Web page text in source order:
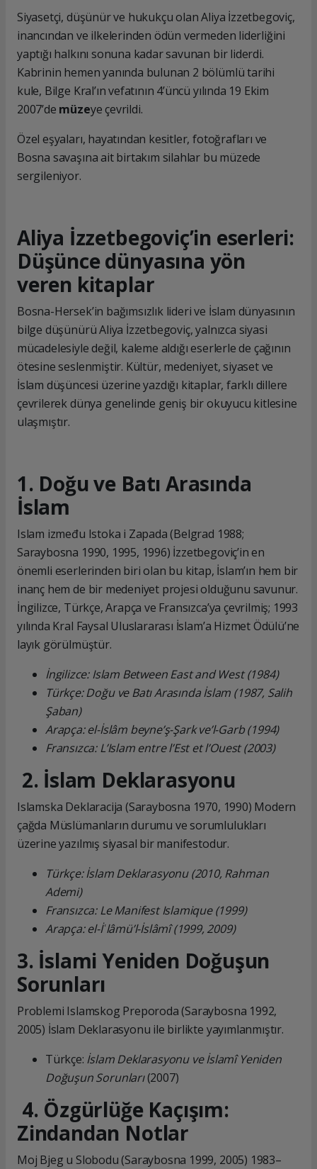
Siyasetçi, düşünür ve hukukçu olan Aliya İzzetbegoviç,
inancından ve ilkelerinden ödün vermeden liderliğini
yaptığı halkını sonuna kadar savunan bir liderdi.
Kabrinin hemen yanında bulunan 2 bölümlü tarihi
kule, Bilge Kral’ın vefatının 4’üncü yılında 19 Ekim
2007’de müzeye çevrildi.
Özel eşyaları, hayatından kesitler, fotoğrafları ve
Bosna savaşına ait birtakım silahlar bu müzede
sergileniyor.
Aliya İzzetbegoviç’in eserleri:
Düşünce dünyasına yön
veren kitaplar
Bosna-Hersek’in bağımsızlık lideri ve İslam dünyasının
bilge düşünürü Aliya İzzetbegoviç, yalnızca siyasi
mücadelesiyle değil, kaleme aldığı eserlerle de çağının
ötesine seslenmiştir. Kültür, medeniyet, siyaset ve
İslam düşüncesi üzerine yazdığı kitaplar, farklı dillere
çevrilerek dünya genelinde geniş bir okuyucu kitlesine
ulaşmıştır.
1. Doğu ve Batı Arasında
İslam
Islam između Istoka i Zapada (Belgrad 1988;
Saraybosna 1990, 1995, 1996) İzzetbegoviç’in en
önemli eserlerinden biri olan bu kitap, İslam’ın hem bir
inanç hem de bir medeniyet projesi olduğunu savunur.
İngilizce, Türkçe, Arapça ve Fransızca’ya çevrilmiş; 1993
yılında Kral Faysal Uluslararası İslam’a Hizmet Ödülü’ne
layık görülmüştür.
İngilizce: Islam Between East and West (1984)
Türkçe: Doğu ve Batı Arasında İslam (1987, Salih
Şaban)
Arapça: el-İslâm beyne’ş-Şark ve’l-Garb (1994)
Fransızca: L’Islam entre l’Est et l’Ouest (2003)
2. İslam Deklarasyonu
Islamska Deklaracija (Saraybosna 1970, 1990) Modern
çağda Müslümanların durumu ve sorumlulukları
üzerine yazılmış siyasal bir manifestodur.
Türkçe: İslam Deklarasyonu (2010, Rahman
Ademi)
Fransızca: Le Manifest Islamique (1999)
Arapça: el-İʿlâmü’l-İslâmî (1999, 2009)
3. İslami Yeniden Doğuşun
Sorunları
Problemi Islamskog Preporoda (Saraybosna 1992,
2005) İslam Deklarasyonu ile birlikte yayımlanmıştır.
Türkçe: İslam Deklarasyonu ve İslamî Yeniden
Doğuşun Sorunları(2007)
4. Özgürlüğe Kaçışım:
Zindandan Notlar
Moj Bjeg u Slobodu (Saraybosna 1999, 2005) 1983–